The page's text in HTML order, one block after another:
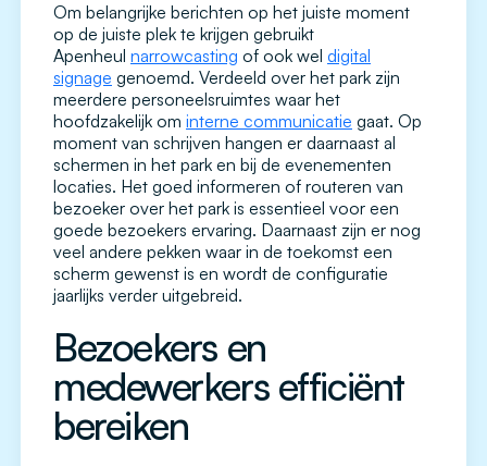
Om belangrijke berichten op het juiste moment
op de juiste plek te krijgen gebruikt
Apenheul narrowcasting of ook wel digital
signage genoemd. Verdeeld over het park zijn
meerdere personeelsruimtes waar het
hoofdzakelijk om interne communicatie gaat. Op
moment van schrijven hangen er daarnaast al
schermen in het park en bij de evenementen
locaties. Het goed informeren of routeren van
bezoeker over het park is essentieel voor een
goede bezoekers ervaring. Daarnaast zijn er nog
veel andere pekken waar in de toekomst een
scherm gewenst is en wordt de configuratie
jaarlijks verder uitgebreid.
Bezoekers en
medewerkers efficiënt
bereiken